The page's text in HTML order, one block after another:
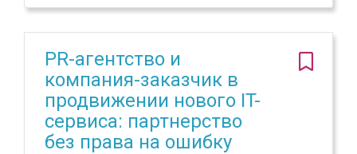
PR-агентство и
компания-заказчик в
продвижении нового IT-
сервиса: партнерство
без права на ошибку